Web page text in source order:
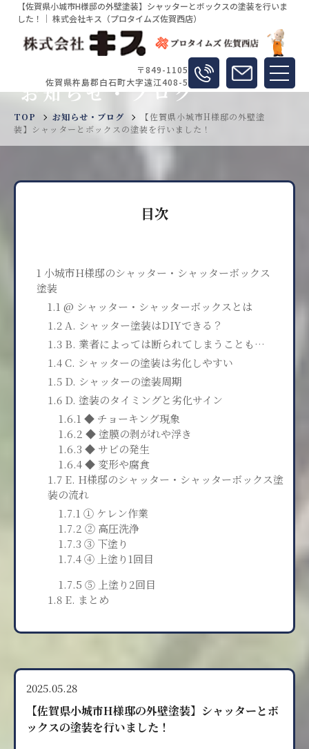
【佐賀県小城市H様邸の外壁塗装】シャッターとボックスの塗装を行いま
した！｜ 株式会社キス（プロタイムズ佐賀西店）
〒849-1105
佐賀県杵島郡白石町大字遠江408-5
お知らせ・ブログ
TOP お知らせ・ブログ
【佐賀県小城市H様邸の外壁塗
装】シャッターとボックスの塗装を行いました！
目次
1 小城市H様邸のシャッター・シャッターボックス
塗装
1.1 @ シャッター・シャッターボックスとは
1.2 A. シャッター塗装はDIYできる？
1.3 B. 業者によっては断られてしまうことも…
1.4 C. シャッターの塗装は劣化しやすい
1.5 D. シャッターの塗装周期
1.6 D. 塗装のタイミングと劣化サイン
1.6.1 ◆ チョーキング現象
1.6.2 ◆ 塗膜の剥がれや浮き
1.6.3 ◆ サビの発生
1.6.4 ◆ 変形や腐食
1.7 E. H様邸のシャッター・シャッターボックス塗
装の流れ
1.7.1 ① ケレン作業
1.7.2 ② 高圧洗浄
1.7.3 ③ 下塗り
1.7.4 ④ 上塗り1回目
1.7.5 ⑤ 上塗り2回目
1.8 E. まとめ
2025.05.28
【佐賀県小城市H様邸の外壁塗装】シャッターとボ
ックスの塗装を行いました！